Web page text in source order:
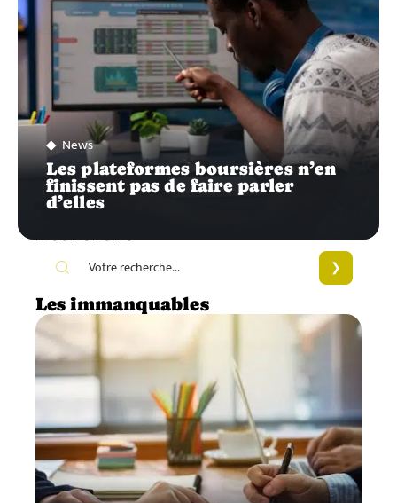
News
Les plateformes boursières n’en
finissent pas de faire parler
d’elles
Recherche
Les immanquables